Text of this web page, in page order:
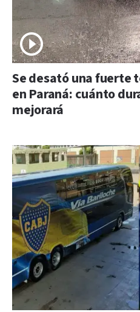
Se desató una fuerte
en Paraná: cuánto
mejorará